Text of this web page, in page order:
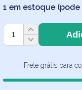
1 em estoque
Capa
de
Capivaras
Fofas
Frete grátis para